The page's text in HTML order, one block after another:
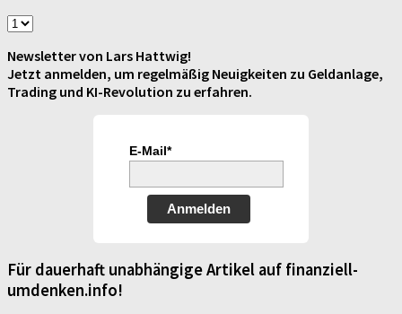
Newsletter von Lars Hattwig!
Jetzt anmelden, um regelmäßig Neuigkeiten zu Geldanlage,
Trading und KI-Revolution zu erfahren.
E-Mail*
Anmelden
Für dauerhaft unabhängige Artikel auf finanziell-
umdenken.info!